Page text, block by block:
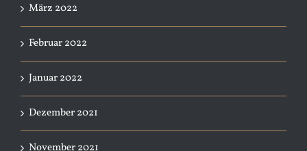
März 2022
Februar 2022
Januar 2022
Dezember 2021
November 2021